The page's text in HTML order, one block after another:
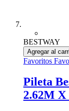
BESTWAY
Agregar al
Favoritos
Pileta
2.62M X